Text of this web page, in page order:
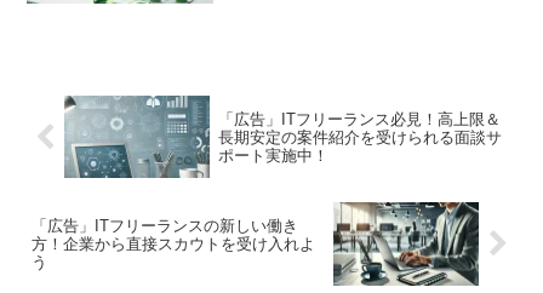
「広告」ITフリーランス必見！高上限＆
長期安定の案件紹介を受けられる面談サ
ポート実施中！
「広告」ITフリーランスの新しい働き
方！企業から直接スカウトを受け入れよ
う